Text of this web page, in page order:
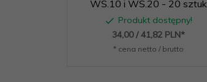
WS.10 i WS.20 - 20 sztuk
Produkt dostępny!
34,00 / 41,82 PLN*
* cena netto / brutto